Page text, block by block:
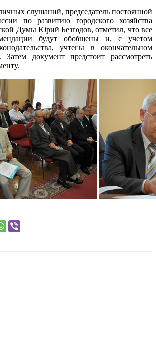
слушаний, председатель постоянной
по развитию городского хозяйства
Думы Юрий Безгодов, отметил, что все
будут обобщены и, с учетом
учтены в окончательном
Затем документ предстоит рассмотреть